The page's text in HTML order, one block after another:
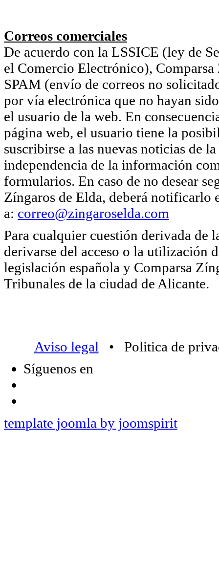
Correos comerciales
De acuerdo con la LSSICE (ley de
el Comercio Electrónico),
SPAM (envío de correos no
por vía electrónica que no hayan
el usuario de la web. En
página web, el usuario tiene la
suscribirse a las nuevas noticias de
independencia de la información
formularios. En caso de no desear
Zíngaros de Elda, deberá notificarlo
a: correo@zingaroselda.com
Para cualquier cuestión derivada
derivarse del acceso o la utilización
legislación española y Comparsa
Tribunales de la ciudad de Alicante.
Aviso legal • Politica de
Síguenos en
template joomla by joomspirit